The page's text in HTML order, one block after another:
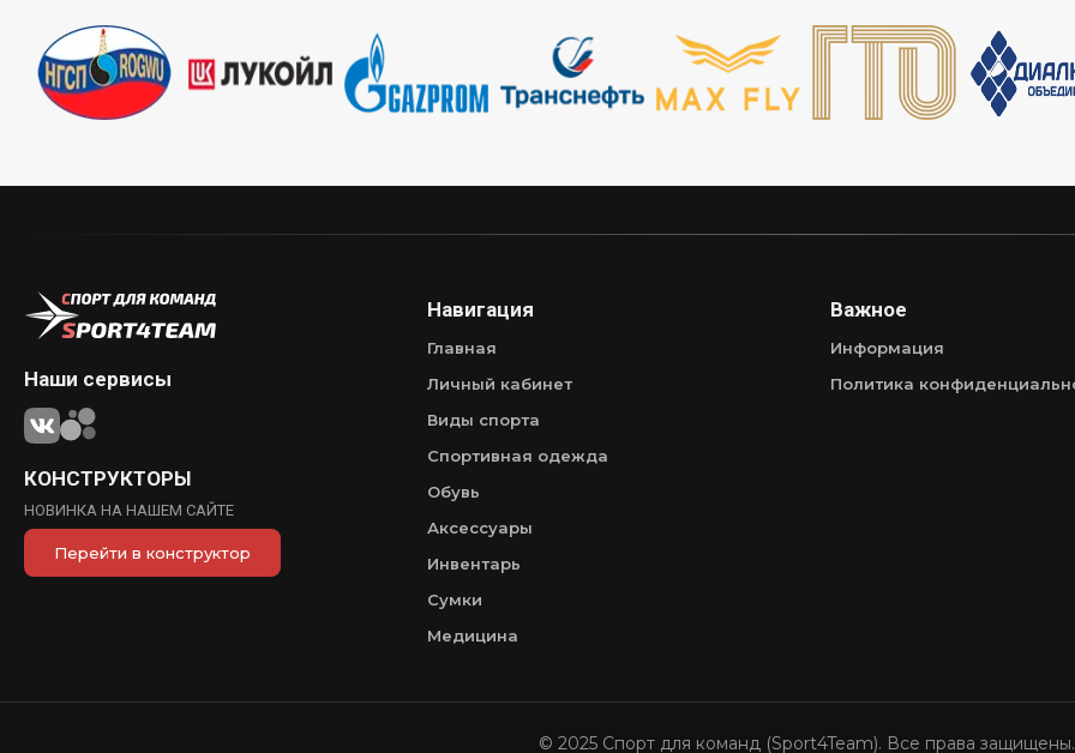
Наши сервисы
КОНСТРУКТОРЫ
НОВИНКА НА НАШЕМ САЙТЕ
Перейти в конструктор
Навигация
Главная
Личный кабинет
Виды спорта
Спортивная одежда
Обувь
Аксессуары
Инвентарь
Сумки
Медицина
Важное
Информация
Политика
© 2025 Спорт для команд (Sport4Team). Все права защищены.